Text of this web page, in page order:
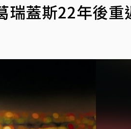
瑞蓋斯22年後重